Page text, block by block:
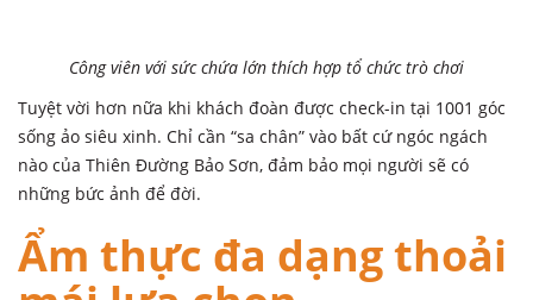
Công viên với sức chứa lớn thích hợp tổ chức trò chơi
Tuyệt vời hơn nữa khi khách đoàn được check-in tại 1001 góc
sống ảo siêu xinh. Chỉ cần “sa chân” vào bất cứ ngóc ngách
nào của Thiên Đường Bảo Sơn, đảm bảo mọi người sẽ có
những bức ảnh để đời.
Ẩm thực đa dạng thoải